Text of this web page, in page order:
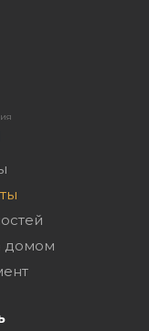
домом